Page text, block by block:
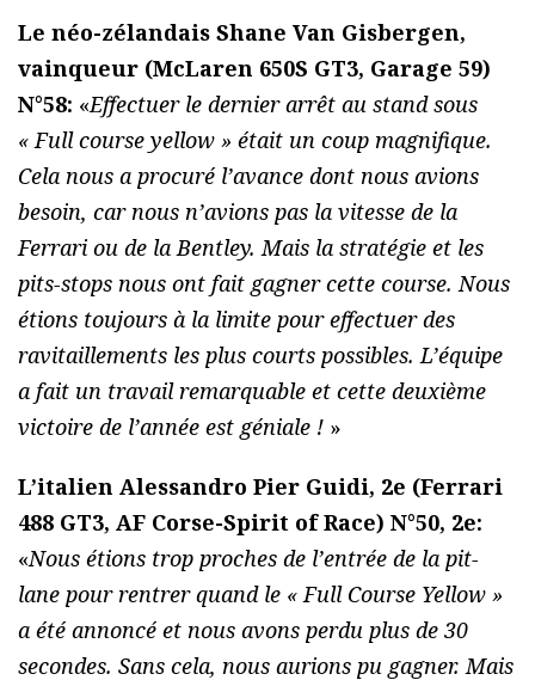
Le néo-zélandais Shane Van Gisbergen,
vainqueur (McLaren 650S GT3, Garage 59)
N°58: «Effectuer le dernier arrêt au stand sous
« Full course yellow » était un coup magnifique.
Cela nous a procuré l’avance dont nous avions
besoin, car nous n’avions pas la vitesse de la
Ferrari ou de la Bentley. Mais la stratégie et les
pits-stops nous ont fait gagner cette course. Nous
étions toujours à la limite pour effectuer des
ravitaillements les plus courts possibles. L’équipe
a fait un travail remarquable et cette deuxième
victoire de l’année est géniale ! »
L’italien Alessandro Pier Guidi, 2e (Ferrari
488 GT3, AF Corse-Spirit of Race) N°50, 2e:
«Nous étions trop proches de l’entrée de la pit-
lane pour rentrer quand le « Full Course Yellow »
a été annoncé et nous avons perdu plus de 30
secondes. Sans cela, nous aurions pu gagner. Mais